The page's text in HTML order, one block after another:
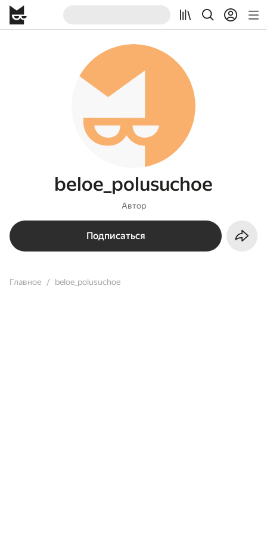
beloe_polusuchoe
Автор
Подписаться
Главное beloe_polusuchoe